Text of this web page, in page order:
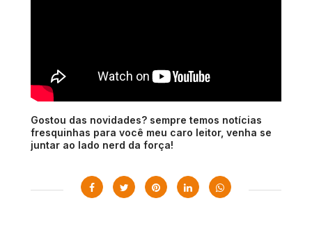
Gostou das novidades? sempre temos notícias
fresquinhas para você meu caro leitor, venha se
juntar ao lado nerd da força!